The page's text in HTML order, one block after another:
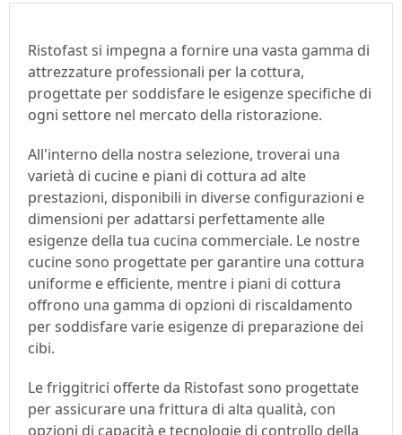
Ristofast si impegna a fornire una vasta gamma di
attrezzature professionali per la cottura,
progettate per soddisfare le esigenze specifiche di
ogni settore nel mercato della ristorazione.
All'interno della nostra selezione, troverai una
varietà di cucine e piani di cottura ad alte
prestazioni, disponibili in diverse configurazioni e
dimensioni per adattarsi perfettamente alle
esigenze della tua cucina commerciale. Le nostre
cucine sono progettate per garantire una cottura
uniforme e efficiente, mentre i piani di cottura
offrono una gamma di opzioni di riscaldamento
per soddisfare varie esigenze di preparazione dei
cibi.
Le friggitrici offerte da Ristofast sono progettate
per assicurare una frittura di alta qualità, con
opzioni di capacità e tecnologie di controllo della